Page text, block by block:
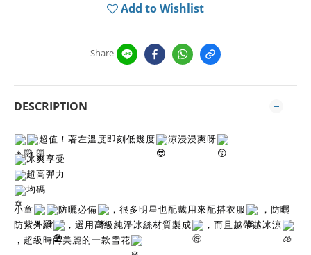
Add to Wishlist
Share
DESCRIPTION
超值！著左溫度即刻低幾度
涼浸浸爽呀
冰爽享受
超高彈力
均碼
小童
防曬必備 ，很多明星也配戴用來配搭衣服
，防曬
防紫外線
，選用高級純淨冰絲材質製成
，而且越帶越冰涼
，超級時尚美麗的一款雪花